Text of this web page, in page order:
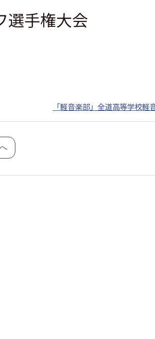
選手権大会
「軽音楽部」全道高等学校軽